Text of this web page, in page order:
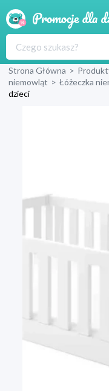
Strona Główna >
niemowląt > Łóżeczka
dzieci